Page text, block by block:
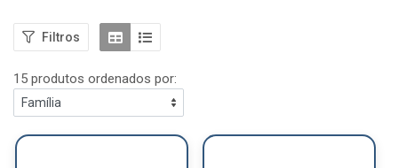
Filtros
15 produtos ordenados por: